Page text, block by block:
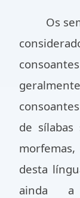
Os
de
desta
ainda a